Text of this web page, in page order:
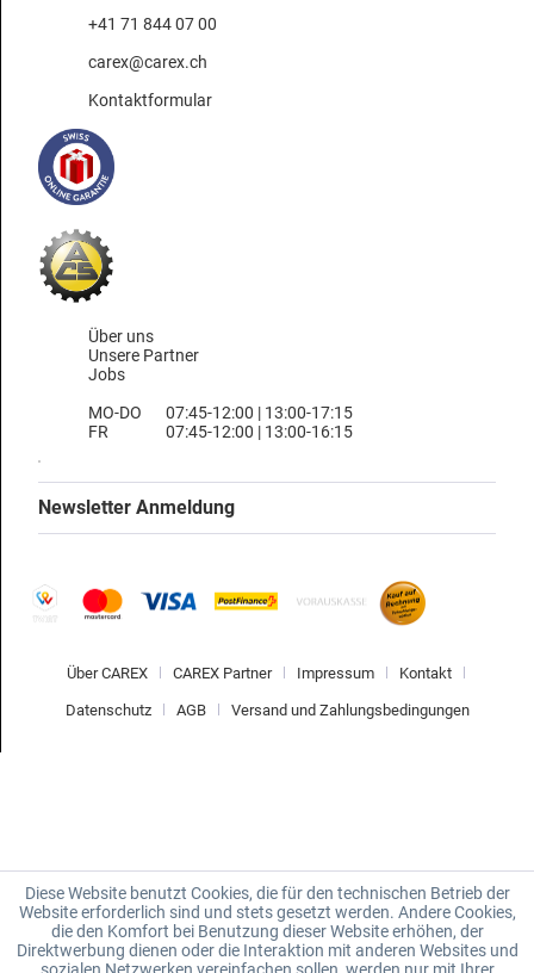
+41 71 844 07 00
carex@carex.ch
Kontaktformular
Über uns
Unsere Partner
Jobs
MO-DO
FR
07:45-12:00 | 13:00-17:15
07:45-12:00 | 13:00-16:15
Newsletter Anmeldung
Über CAREX CAREX Partner Impressum Kontakt
Datenschutz AGB Versand und Zahlungsbedingungen
Diese Website benutzt Cookies, die für den technischen Betrieb der
Website erforderlich sind und stets gesetzt werden. Andere Cookies,
die den Komfort bei Benutzung dieser Website erhöhen, der
Direktwerbung dienen oder die Interaktion mit anderen Websites und